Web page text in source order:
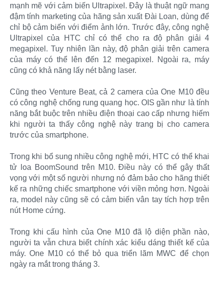
mạnh mẽ với cảm biến Ultrapixel. Đây là thuật ngữ mang
đậm tính marketing của hãng sản xuất Đài Loan, dùng để
chỉ bộ cảm biến với điểm ảnh lớn. Trước đây, công nghệ
Ultrapixel của HTC chỉ có thể cho ra độ phân giải 4
megapixel. Tuy nhiên lần này, độ phân giải trên camera
của máy có thể lên đến 12 megapixel. Ngoài ra, máy
cũng có khả năng lấy nét bằng laser.
Cũng theo Venture Beat, cả 2 camera của One M10 đều
có công nghệ chống rung quang học. OIS gần như là tính
năng bắt buộc trên nhiều điện thoại cao cấp nhưng hiếm
khi người ta thấy công nghệ này trang bị cho camera
trước của smartphone.
Trong khi bổ sung nhiều công nghệ mới, HTC có thể khai
tử loa BoomSound trên M10. Điều này có thể gây thất
vọng với một số người nhưng nó đảm bảo cho hãng thiết
kế ra những chiếc smartphone với viền mỏng hơn. Ngoài
ra, model này cũng sẽ có cảm biến vân tay tích hợp trên
nút Home cứng.
Trong khi cấu hình của One M10 đã lộ diện phần nào,
người ta vẫn chưa biết chính xác kiểu dáng thiết kế của
máy. One M10 có thể bỏ qua triển lãm MWC để chọn
ngày ra mắt trong tháng 3.